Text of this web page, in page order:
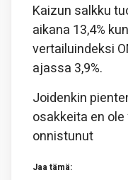
Kaizun salkku
aikana 13,4%
vertailuindeksi
ajassa 3,9%.
Joidenkin
osakkeita en
onnistunut
Jaa tämä: